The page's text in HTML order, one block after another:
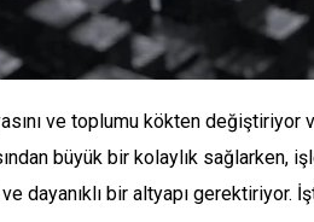
ve toplumu kökten
büyük bir kolaylık
dayanıklı bir altyapı